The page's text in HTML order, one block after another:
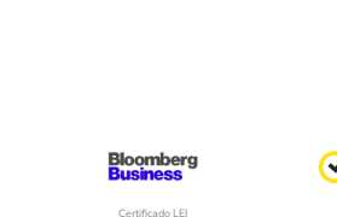
Certificado LEI